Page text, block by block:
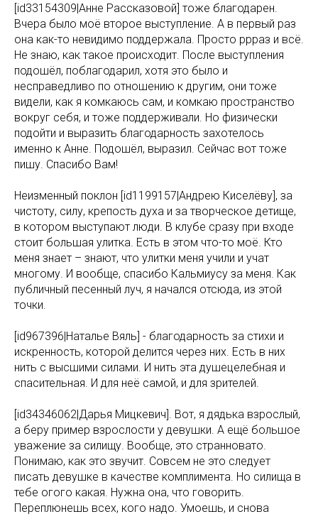
[id33154309|Анне Рассказовой] тоже благодарен.
Вчера было моё второе выступление. А в первый раз
она как-то невидимо поддержала. Просто ррраз и всё.
Не знаю, как такое происходит. После выступления
подошёл, поблагодарил, хотя это было и
несправедливо по отношению к другим, они тоже
видели, как я комкаюсь сам, и комкаю пространство
вокруг себя, и тоже поддерживали. Но физически
подойти и выразить благодарность захотелось
именно к Анне. Подошёл, выразил. Сейчас вот тоже
пишу. Спасибо Вам!
Неизменный поклон [id1199157|Андрею Киселёву], за
чистоту, силу, крепость духа и за творческое детище,
в котором выступают люди. В клубе сразу при входе
стоит большая улитка. Есть в этом что-то моё. Кто
меня знает – знают, что улитки меня учили и учат
многому. И вообще, спасибо Кальмиусу за меня. Как
публичный песенный луч, я начался отсюда, из этой
точки.
[id967396|Наталье Вяль] - благодарность за стихи и
искренность, которой делится через них. Есть в них
нить с высшими силами. И нить эта душецелебная и
спасительная. И для неё самой, и для зрителей.
[id34346062|Дарья Мицкевич]. Вот, я дядька взрослый,
а беру пример взрослости у девушки. А ещё большое
уважение за силищу. Вообще, это странновато.
Понимаю, как это звучит. Совсем не это следует
писать девушке в качестве комплимента. Но силища в
тебе огого какая. Нужна она, что говорить.
Переплюнешь всех, кого надо. Умоешь, и снова